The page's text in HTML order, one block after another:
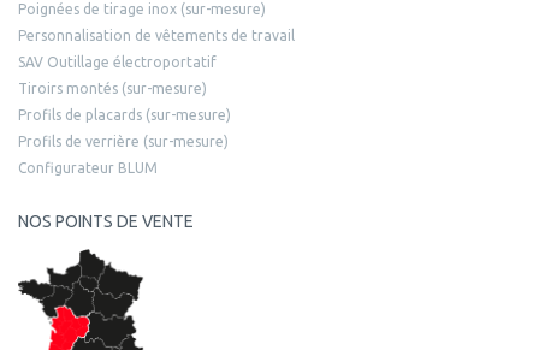
Poignées de tirage inox (sur-mesure)
Personnalisation de vêtements de travail
SAV Outillage électroportatif
Tiroirs montés (sur-mesure)
Profils de placards (sur-mesure)
Profils de verrière (sur-mesure)
Configurateur BLUM
NOS POINTS DE VENTE